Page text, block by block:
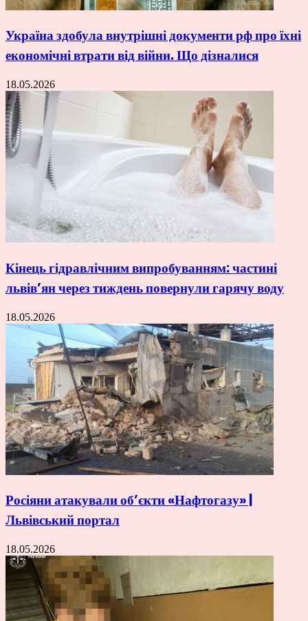
Україна здобула внутрішні документи рф про їхні
економічні втрати від війни. Що дізналися
18.05.2026
Кінець гідравлічним випробуванням: частині
львів’ян через тиждень повернули гарячу воду
18.05.2026
Росіяни атакували об’єкти «Нафтогазу» |
Львівський портал
18.05.2026